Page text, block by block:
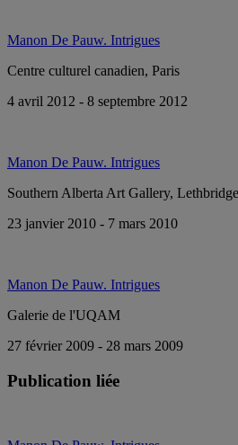
Manon De Pauw. Intrigues
Centre culturel canadien, Paris
4 avril 2012 - 8 septembre 2012
Manon De Pauw. Intrigues
Southern Alberta Art Gallery, Lethbridge
23 janvier 2010 - 7 mars 2010
Manon De Pauw. Intrigues
Galerie de l'UQAM
27 février 2009 - 28 mars 2009
Publication liée